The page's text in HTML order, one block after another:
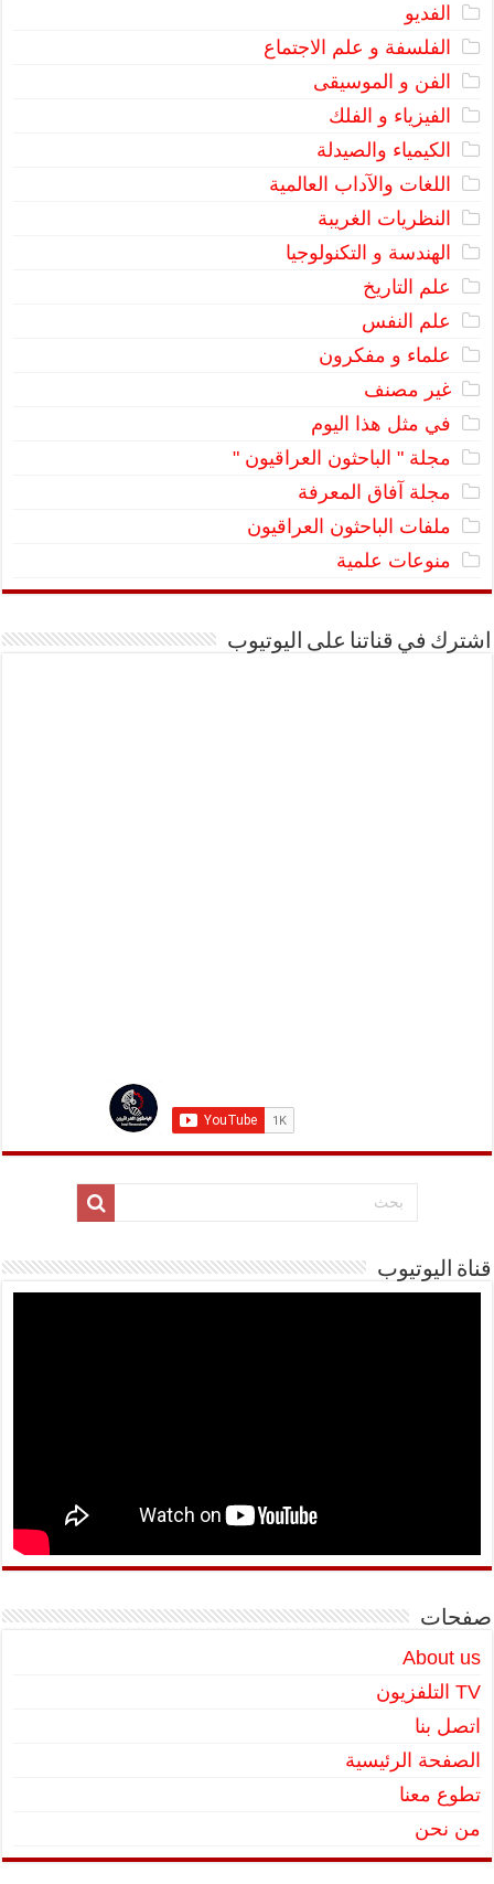
الفديو
الفلسفة و علم الاجتماع
الفن و الموسيقى
الفيزياء و الفلك
الكيمياء والصيدلة
اللغات والآداب العالمية
النظريات الغريبة
الهندسة و التكنولوجيا
علم التاريخ
علم النفس
علماء و مفكرون
غير مصنف
في مثل هذا اليوم
مجلة " الباحثون العراقيون "
مجلة آفاق المعرفة
ملفات الباحثون العراقيون
منوعات علمية
اشترك في قناتنا على اليوتيوب
قناة اليوتيوب
صفحات
About us
TV التلفزيون
اتصل بنا
الصفحة الرئيسية
تطوع معنا
من نحن